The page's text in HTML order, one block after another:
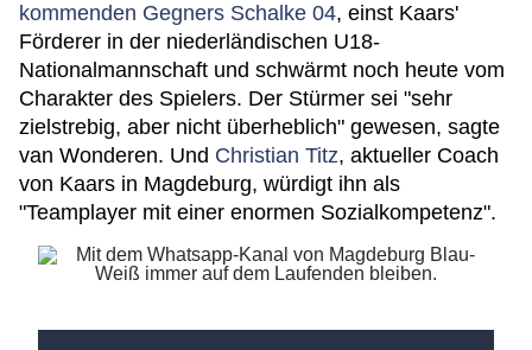
kommenden Gegners Schalke 04, einst Kaars'
Förderer in der niederländischen U18-
Nationalmannschaft und schwärmt noch heute vom
Charakter des Spielers. Der Stürmer sei "sehr
zielstrebig, aber nicht überheblich" gewesen, sagte
van Wonderen. Und Christian Titz, aktueller Coach
von Kaars in Magdeburg, würdigt ihn als
"Teamplayer mit einer enormen Sozialkompetenz".